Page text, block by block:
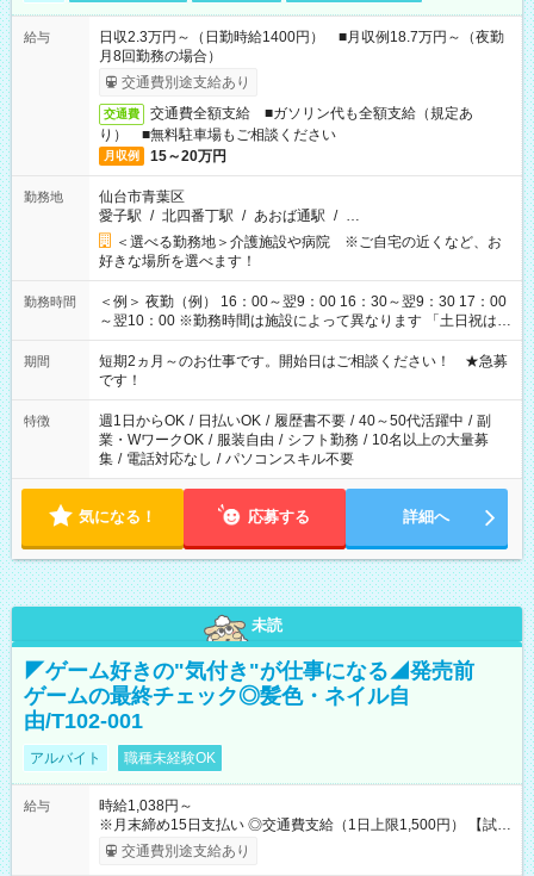
給与
日収2.3万円～（日勤時給1400円） ■月収例18.7万円～（夜勤
月8回勤務の場合）
交通費別途支給あり
交通費
交通費全額支給 ■ガソリン代も全額支給（規定あ
り） ■無料駐車場もご相談ください
月収例 15～20万円
勤務地
仙台市青葉区
愛子駅 / 北四番丁駅 / あおば通駅 / …
＜選べる勤務地＞介護施設や病院 ※ご自宅の近くなど、お
好きな場所を選べます！
勤務時間
＜例＞ 夜勤（例） 16：00～翌9：00 16：30～翌9：30 17：00
～翌10：00 ※勤務時間は施設によって異なります 「土日祝は休
みたい」 「しっかり稼ぎたい」 「もう少し遅い時間から始めた
い」など ご希望にあったお仕事をご案内いたします。 ※未経験
の方の場合は1～2ヶ月間は日中での仕事を経験いただき、 お
仕事に慣れてからの夜勤になります。 ★家庭の都合でお休みが
必要な場合も遠慮なくご相談ください。
期間
短期2ヵ月～のお仕事です。開始日はご相談ください！ ★急募
です！
特徴 週1日からOK / 日払いOK / 履歴書不要 / 40～50代活躍中 / 副
業・WワークOK / 服装自由 / シフト勤務 / 10名以上の大量募
集 / 電話対応なし / パソコンスキル不要
気になる！ 応募する 詳細へ
未読
◤ゲーム好きの"気付き"が仕事になる◢発売前
ゲームの最終チェック◎髪色・ネイル自
由/T102-001
アルバイト 職種未経験OK
給与
時給1,038円～
※月末締め15日支払い ◎交通費支給（1日上限1,500円） 【試用
期間】試用期間なし
交通費別途支給あり